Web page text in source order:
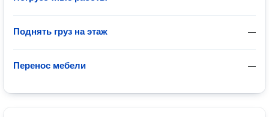
—
Поднять груз на этаж
—
Перенос мебели